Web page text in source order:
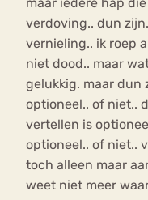
verdoving.. dun
vernieling.. ik roep
niet dood.. maar
gelukkig. maar dun
optioneel.. of niet..
vertellen is
optioneel.. of niet..
toch alleen maar
weet niet meer